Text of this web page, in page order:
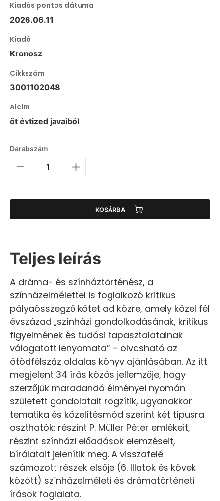
Kiadás pontos dátuma
2026.06.11
Kiadó
Kronosz
Cikkszám
3001102048
Alcím
öt évtized javaiból
Darabszám
KOSÁRBA
Teljes leírás
A dráma- és színháztörténész, a
színházelmélettel is foglalkozó kritikus
pályaösszegző kötet ad közre, amely közel fél
évszázad „színházi gondolkodásának, kritikus
figyelmének és tudósi tapasztalatainak
válogatott lenyomata” – olvasható az
ötödfélszáz oldalas könyv ajánlásában. Az itt
megjelent 34 írás közös jellemzője, hogy
szerzőjük maradandó élményei nyomán
született gondolatait rögzítik, ugyanakkor
tematika és közelítésmód szerint két típusra
oszthatók: részint P. Müller Péter emlékeit,
részint színházi előadások elemzéseit,
bírálatait jelenítik meg. A visszafelé
számozott részek elsője (6. Illatok és kövek
között) színházelméleti és drámatörténeti
írások foglalata.